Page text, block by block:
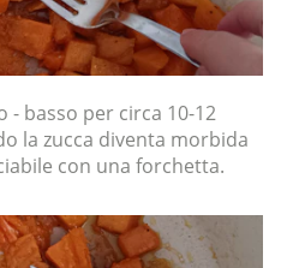
- basso per circa 10-12
la zucca diventa morbida
con una forchetta.